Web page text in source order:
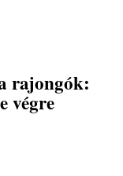
rajongók:
végre